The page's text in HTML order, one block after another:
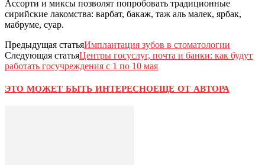
Ассорти и миксы позволят попробовать традиционные
сирийские лакомства: варбат, бакаж, таж аль малек, ярбак,
мабруме, суар.
Предыдущая статьяИмплантация зубов в стоматологии
Следующая статьяЦентры госуслуг, почта и банки: как будут
работать госучреждения с 1 по 10 мая
ЭТО МОЖЕТ БЫТЬ ИНТЕРЕСНОЕЩЕ ОТ АВТОРА